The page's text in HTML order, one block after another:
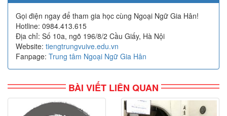
Gọi điện ngay để tham gia học cùng Ngoại Ngữ Gia Hân!
Hotline: 0984.413.615
Địa chỉ: Số 10a, ngõ 196/8/2 Cầu Giấy, Hà Nội
Website: tiengtrungvuive.edu.vn
Fanpage: Trung tâm Ngoại Ngữ Gia Hân
BÀI VIẾT LIÊN QUAN